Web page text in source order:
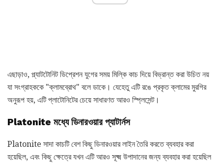
এছাড়াও, প্ল্যাটটোনিট ডিপ্রেশন যুগের সময় মিল্কি কাচ দিয়ে বিভ্রান্ত করা উচিত নয়
যা সংগ্রাহককে "ক্লামব্রোথ" বলে ডাকে। যেহেতু এটি রঙে প্রকৃত ক্লামের মুরগির
অনুরূপ হয়, এটি প্লাটোনিটের চেয়ে সাধারণত আরও স্প্লিসেন্ট।
Platonite মধ্যে ডিনারওয়ার প্যাটার্নস
Platonite সাদা কাচটি বেশ কিছু ডিনারওয়ার লাইন তৈরি করতে ব্যবহার করা
হয়েছিল, এবং কিছু ক্ষেত্রে যখন এটি আরও সূক্ষ্ম উপাদানের জন্য ব্যবহার করা হয়েছিল